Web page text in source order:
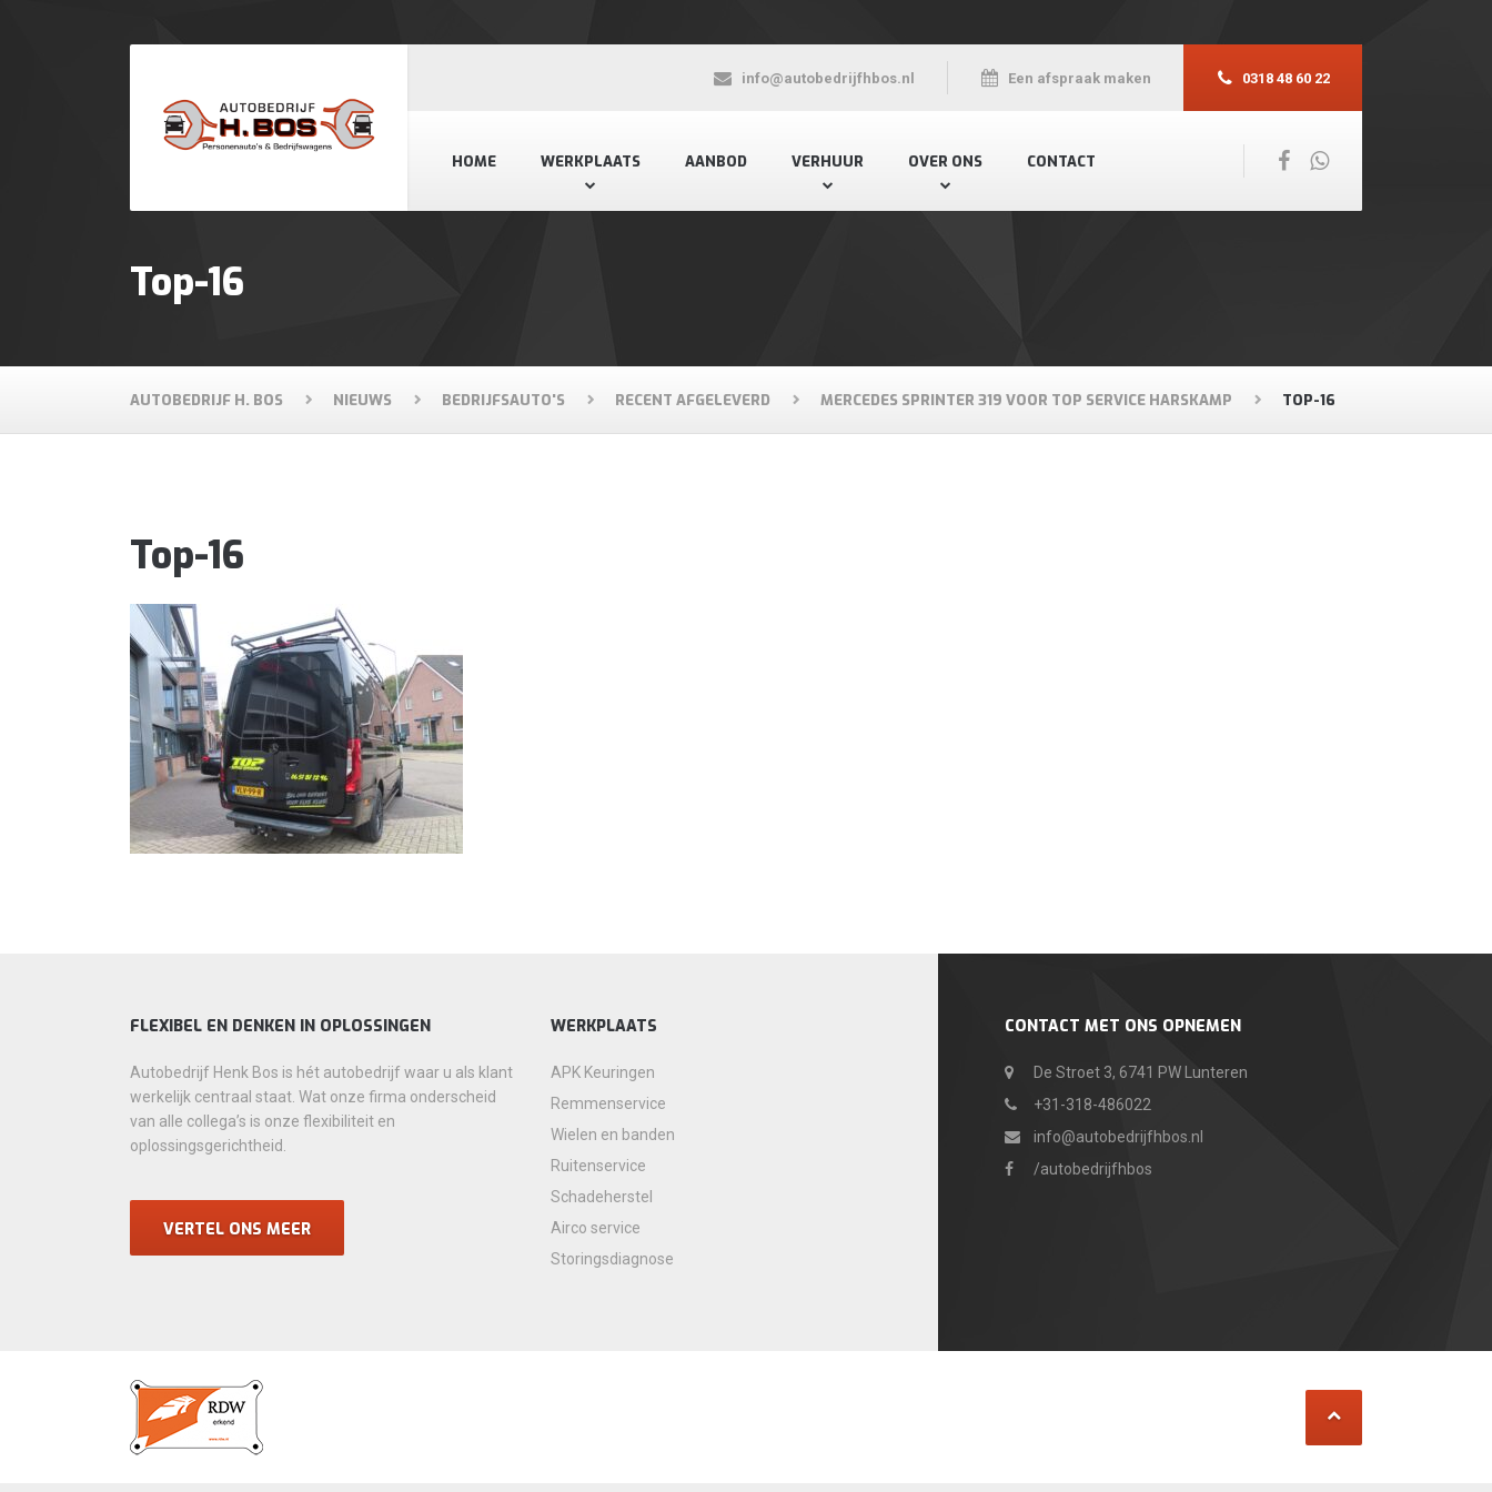
HOME WERKPLAATS AANBOD VERHUUR OVER ONS CONTACT
info@autobedrijfhbos.nl Een afspraak maken 0318 48 60 22
Top-16
AUTOBEDRIJF H. BOS NIEUWS BEDRIJFSAUTO'S RECENT AFGELEVERD MERCEDES SPRINTER 319 VOOR TOP SERVICE HARSKAMP TOP-16
Top-16
CONTACT MET ONS OPNEMEN
De Stroet 3, 6741 PW Lunteren
+31-318-486022
info@autobedrijfhbos.nl
/autobedrijfhbos
FLEXIBEL EN DENKEN IN OPLOSSINGEN
Autobedrijf Henk Bos is hét autobedrijf waar u als klant
werkelijk centraal staat. Wat onze firma onderscheid
van alle collega’s is onze flexibiliteit en
oplossingsgerichtheid.
VERTEL ONS MEER
WERKPLAATS
APK Keuringen
Remmenservice
Wielen en banden
Ruitenservice
Schadeherstel
Airco service
Storingsdiagnose